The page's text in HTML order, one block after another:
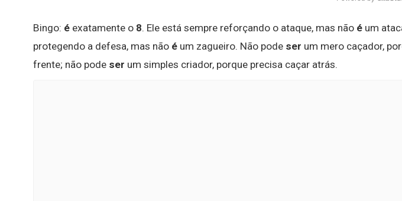
Mute
Bingo: é exatamente o 8. Ele está sempre reforçando o ataque, mas não é um
protegendo a defesa, mas não é um zagueiro. Não pode ser um mero caçador,
frente; não pode ser um simples criador, porque precisa caçar atrás.